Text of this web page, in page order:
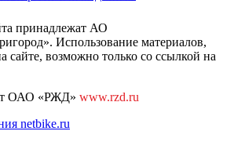
принадлежат АО
Использование материалов,
сайте, возможно только со ссылкой на
ОАО «РЖД» www.rzd.ru